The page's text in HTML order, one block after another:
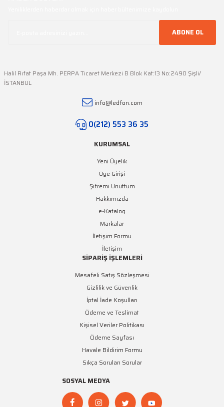
ABONE OL
Halil Rıfat Paşa Mh. PERPA Ticaret Merkezi B Blok Kat:13 No:2490 Şişli/
İSTANBUL
info@ledfon.com
0(212) 553 36 35
KURUMSAL
Yeni Üyelik
Üye Girişi
Şifremi Unuttum
Hakkımızda
e-Katalog
Markalar
İletişim Formu
İletişim
SİPARİŞ İŞLEMLERİ
Mesafeli Satış Sözleşmesi
Gizlilik ve Güvenlik
İptal İade Koşulları
Ödeme ve Teslimat
Kişisel Veriler Politikası
Ödeme Sayfası
Havale Bildirim Formu
Sıkça Sorulan Sorular
SOSYAL MEDYA